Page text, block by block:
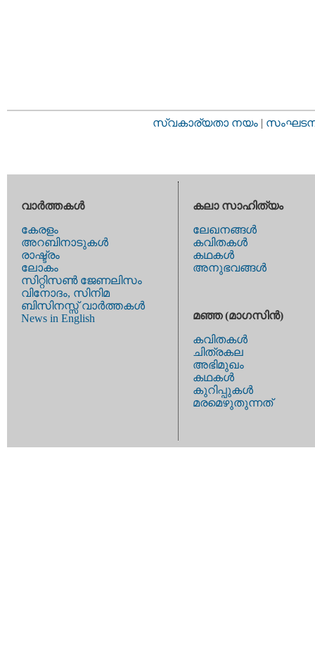
സ്വകാര്യതാ നയം |
വാര്‍ത്തകള്‍
കേരളം
അറബിനാടുകള്‍
രാഷ്ട്രം
ലോകം
സിറ്റിസണ്‍ ജേണലിസം
വിനോദം, സിനിമ
ബിസിനസ്സ് വാര്‍ത്തകള്‍
News in English
കലാ സാഹിത്യം
ലേഖനങ്ങള്‍
കവിതകള്‍
കഥകള്‍
അനുഭവങ്ങള്‍
മഞ്ഞ (മാഗസിന്‍)
കവിതകള്‍
ചിത്രകല
അഭിമുഖം
കഥകള്‍
കുറിപ്പുകള്‍
മരമെഴുതുന്നത്